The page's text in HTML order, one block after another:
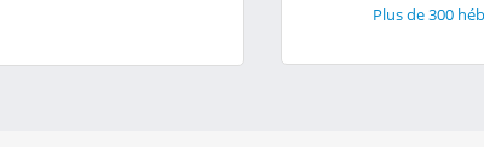
Plus de 300